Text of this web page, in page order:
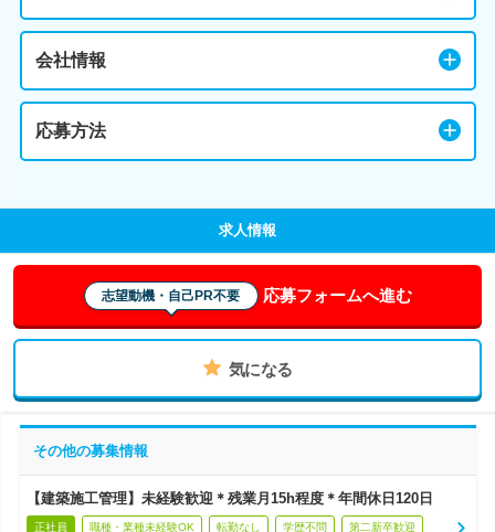
会社情報
応募方法
求人情報
志望動機・自己PR不要 応募フォームへ進む
気になる
その他の募集情報
【建築施工管理】未経験歓迎＊残業月15h程度＊年間休日120日
正社員 職種・業種未経験OK 転勤なし 学歴不問 第二新卒歓迎